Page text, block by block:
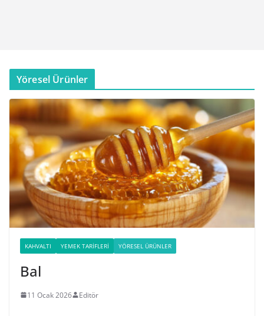
Yöresel Ürünler
KAHVALTI YEMEK TARIFLERI YÖRESEL ÜRÜNLER
Bal
11 Ocak 2026 Editör